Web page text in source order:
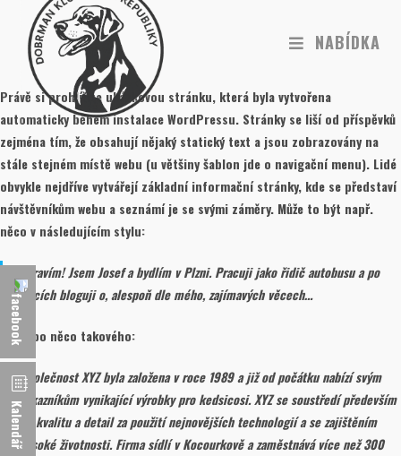
NABÍDKA
Právě si prohlížíte ukázkovou stránku, která byla vytvořena
automaticky během instalace WordPressu. Stránky se liší od příspěvků
zejména tím, že obsahují nějaký statický text a jsou zobrazovány na
stále stejném místě webu (u většiny šablon jde o navigační menu). Lidé
obvykle nejdříve vytvářejí základní informační stránky, kde se představí
návštěvníkům webu a seznámí je se svými záměry. Může to být např.
něco v následujícím stylu:
Zdravím! Jsem Josef a bydlím v Plzni. Pracuji jako řidič autobusu a po
nocích bloguji o, alespoň dle mého, zajímavých věcech…
…a nebo něco takového:
Společnost XYZ byla založena v roce 1989 a již od počátku nabízí svým
zákazníkům vynikající výrobky pro kedsicosi. XYZ se soustředí především
na kvalitu a detail za použití nejnovějších technologií a se zajištěním
vysoké životnosti. Firma sídlí v Kocourkově a zaměstnává více než 300
Kalendář